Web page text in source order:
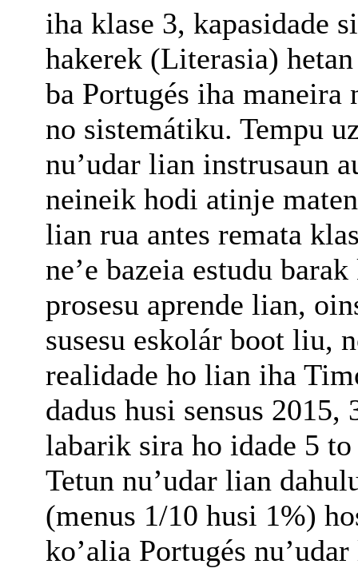
iha klase 3, kapasidade
hakerek (Literasia)
ba Portugés iha maneira
no sistemátiku. Tempu
nu’udar lian instrusaun
neineik hodi atinje
lian rua antes remata
ne’e bazeia estudu
prosesu aprende lian,
susesu eskolár boot liu,
realidade ho lian iha
dadus husi sensus 2015,
labarik sira ho idade 5 to
Tetun nu’udar lian
(menus 1/10 husi 1%)
ko’alia Portugés